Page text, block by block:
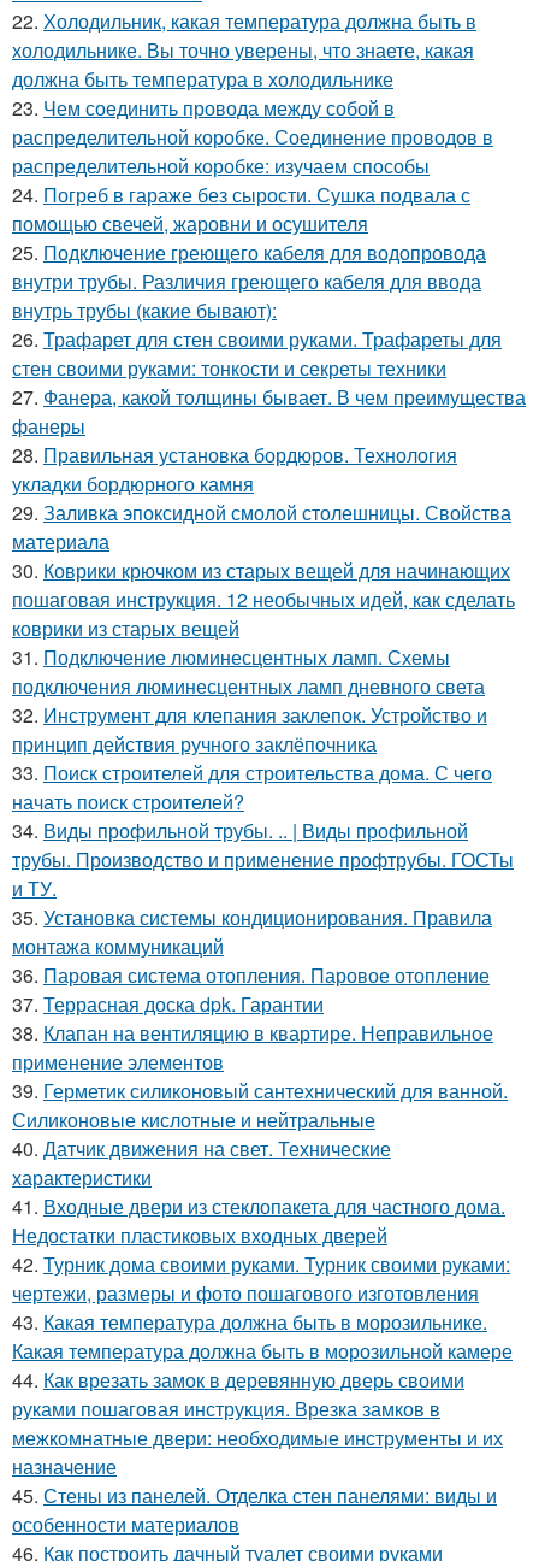
22. Холодильник, какая температура должна быть в
холодильнике. Вы точно уверены, что знаете, какая
должна быть температура в холодильнике
23. Чем соединить провода между собой в
распределительной коробке. Соединение проводов в
распределительной коробке: изучаем способы
24. Погреб в гараже без сырости. Сушка подвала с
помощью свечей, жаровни и осушителя
25. Подключение греющего кабеля для водопровода
внутри трубы. Различия греющего кабеля для ввода
внутрь трубы (какие бывают):
26. Трафарет для стен своими руками. Трафареты для
стен своими руками: тонкости и секреты техники
27. Фанера, какой толщины бывает. В чем преимущества
фанеры
28. Правильная установка бордюров. Технология
укладки бордюрного камня
29. Заливка эпоксидной смолой столешницы. Свойства
материала
30. Коврики крючком из старых вещей для начинающих
пошаговая инструкция. 12 необычных идей, как сделать
коврики из старых вещей
31. Подключение люминесцентных ламп. Схемы
подключения люминесцентных ламп дневного света
32. Инструмент для клепания заклепок. Устройство и
принцип действия ручного заклёпочника
33. Поиск строителей для строительства дома. С чего
начать поиск строителей?
34. Виды профильной трубы. .. | Виды профильной
трубы. Производство и применение профтрубы. ГОСТы
и ТУ.
35. Установка системы кондиционирования. Правила
монтажа коммуникаций
36. Паровая система отопления. Паровое отопление
37. Террасная доска dpk. Гарантии
38. Клапан на вентиляцию в квартире. Неправильное
применение элементов
39. Герметик силиконовый сантехнический для ванной.
Силиконовые кислотные и нейтральные
40. Датчик движения на свет. Технические
характеристики
41. Входные двери из стеклопакета для частного дома.
Недостатки пластиковых входных дверей
42. Турник дома своими руками. Турник своими руками:
чертежи, размеры и фото пошагового изготовления
43. Какая температура должна быть в морозильнике.
Какая температура должна быть в морозильной камере
44. Как врезать замок в деревянную дверь своими
руками пошаговая инструкция. Врезка замков в
межкомнатные двери: необходимые инструменты и их
назначение
45. Стены из панелей. Отделка стен панелями: виды и
особенности материалов
46. Как построить дачный туалет своими руками